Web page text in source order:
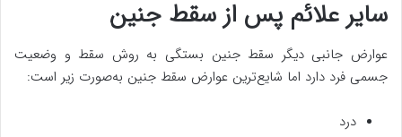
سایر علائم پس از سقط جنین
عوارض جانبی دیگر سقط جنین بستگی به روش سقط و وضعیت
جسمی فرد دارد اما شایع‌ترین عوارض سقط جنین به‌صورت زیر است:
درد